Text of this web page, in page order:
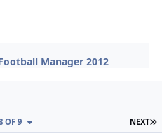
Manager 2012
NEXT
OF 9